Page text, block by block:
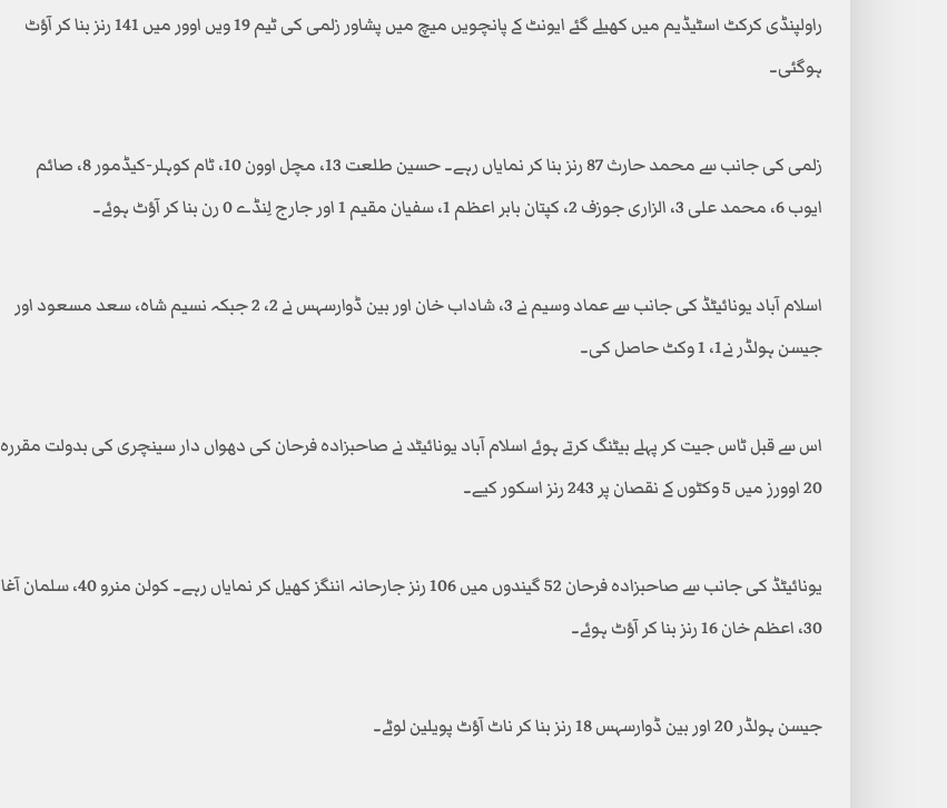
راولپنڈی کرکٹ اسٹیڈیم میں کھیلے گئے ایونٹ کے پانچویں میچ میں پشاور زلمی کی ٹیم 19 ویں اوور میں 141 رنز بنا کر آؤٹ
ہوگئی۔
زلمی کی جانب سے محمد حارث 87 رنز بنا کر نمایاں رہے۔ حسین طلعت 13، مچل اوون 10، ٹام کوہلر-کیڈمور 8، صائم
ایوب 6، محمد علی 3، الزاری جوزف 2، کپتان بابر اعظم 1، سفیان مقیم 1 اور جارج لِنڈے 0 رن بنا کر آؤٹ ہوئے۔
اسلام آباد یونائیٹڈ کی جانب سے عماد وسیم نے 3، شاداب خان اور بین ڈوارسہس نے 2، 2 جبکہ نسیم شاہ، سعد مسعود اور
جیسن ہولڈر نے1، 1 وکٹ حاصل کی۔
اس سے قبل ٹاس جیت کر پہلے بیٹنگ کرتے ہوئے اسلام آباد یونائیٹد نے صاحبزادہ فرحان کی دھواں دار سینچری کی بدولت مقررہ
20 اوورز میں 5 وکٹوں کے نقصان پر 243 رنز اسکور کیے۔
یونائیٹڈ کی جانب سے صاحبزادہ فرحان 52 گیندوں میں 106 رنز جارحانہ اننگز کھیل کر نمایاں رہے۔ کولن منرو 40، سلمان آغا
30، اعظم خان 16 رنز بنا کر آؤٹ ہوئے۔
جیسن ہولڈر 20 اور بین ڈوارسہس 18 رنز بنا کر ناٹ آؤٹ پویلین لوٹے۔